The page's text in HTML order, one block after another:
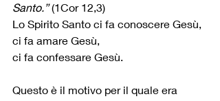
Santo.” (1Cor 12,3)
Lo Spirito Santo ci fa conoscere Gesù,
ci fa amare Gesù,
ci fa confessare Gesù.
Questo è il motivo per il quale era